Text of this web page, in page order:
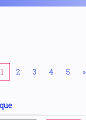
1 2 3 4 5 »